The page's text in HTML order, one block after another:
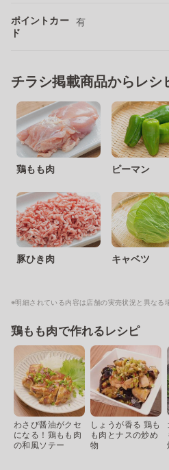
ポイントカー
ド
有
チラシ掲載商品からレシ
鶏もも肉 ピーマン
豚ひき肉 キャベツ
※明細されている内容は店舗の実売状況と異なる
鶏もも肉で作れるレシピ
わさび醤油がクセ
になる！鶏もも肉
の和風ソテー
しょうが香る 鶏も
も肉とナスの炒め
物